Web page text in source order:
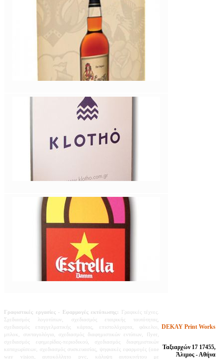
DEKAY Print Works
Ταξιαρχών 17 17455,
Άλιμος - Αθήνα
Γραφιστικές εργασίες - Εφαρμογές εκτύπωσης:
Γραφικές τέχνες.
Σχεδιασμός λογοτύπων, σχεδιασμός εταιρικής ταυτότητας,
σχεδιασμός επαγγελματικής κάρτας, επιστολόχαρτα, φάκελοι,
μπλοκ, συνταγολόγια, σχεδιασμός διαφημιστικών εντύπων, flyer,
σχεδιασμός εφημερίδας-περιοδικού,
σχεδιασμός διαφημιστικών
καταχωρίσεων,
σχεδιασμός συσκευασίας, ψηφιακές εφαρμογές (one
way vision, αυτοκόλλητο pvc, κάλυψη αυτοκινήτου με